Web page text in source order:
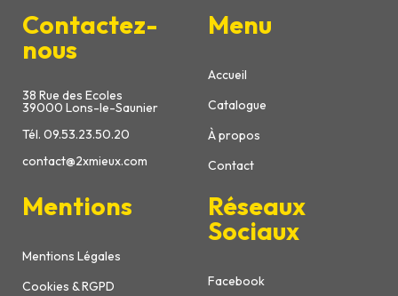
Contactez-
nous
38 Rue des Ecoles
39000 Lons-le-Saunier
Tél. 09.53.23.50.20
contact@2xmieux.com
Menu
Accueil
Catalogue
À propos
Contact
Mentions
Mentions Légales
Cookies & RGPD
Réseaux
Sociaux
Facebook